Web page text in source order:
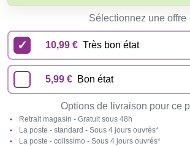
Sélectionnez une offre
10,99 € Très bon état
5,99 € Bon état
Options de livraison pour ce
Retrait magasin - Gratuit sous 48h
La poste - standard - Sous 4 jours ouvrés*
La poste - colissimo - Sous 4 jours ouvrés*